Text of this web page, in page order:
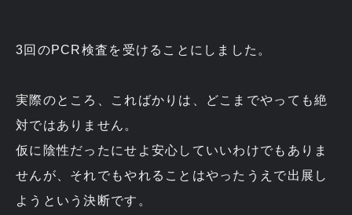
3回のPCR検査を受けることにしました。
実際のところ、こればかりは、どこまでやっても絶
対ではありません。
仮に陰性だったにせよ安心していいわけでもありま
せんが、それでもやれることはやったうえで出展し
ようという決断です。